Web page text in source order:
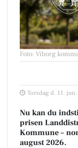
Foto: Viborg
Torsdag d. 11.
Nu kan du
prisen
Kommune –
august 2026.